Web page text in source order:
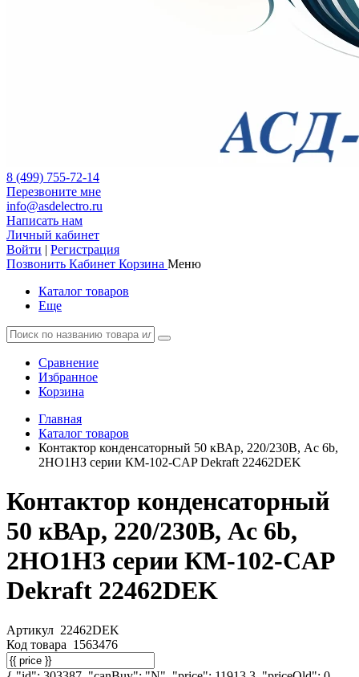
8 (499) 755-72-14
Перезвоните мне
info@asdelectro.ru
Написать нам
Личный кабинет
Войти | Регистрация
Позвонить Кабинет Корзина Меню
Каталог товаров
Еще
Сравнение
Избранное
Корзина
Главная
Каталог товаров
Контактор конденсаторный 50 кВАр, 220/230В, Ac 6b,
2НО1НЗ серии КМ-102-CAP Dekraft 22462DEK
Контактор конденсаторный
50 кВАр, 220/230В, Ac 6b,
2НО1НЗ серии КМ-102-CAP
Dekraft 22462DEK
Артикул 22462DEK
Код товара 1563476